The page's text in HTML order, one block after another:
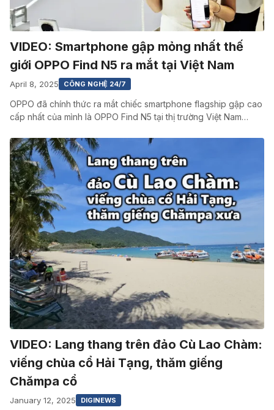
VIDEO: Smartphone gập mỏng nhất thế
giới OPPO Find N5 ra mắt tại Việt Nam
April 8, 2025 CÔNG NGHỆ 24/7
OPPO đã chính thức ra mắt chiếc smartphone flagship gập cao
cấp nhất của mình là OPPO Find N5 tại thị trường Việt Nam…
VIDEO: Lang thang trên đảo Cù Lao Chàm:
viếng chùa cổ Hải Tạng, thăm giếng
Chămpa cổ
January 12, 2025 DIGINEWS